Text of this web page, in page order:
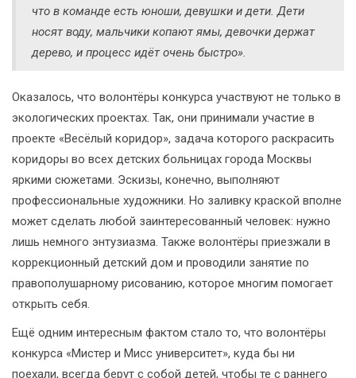
что в команде есть юноши, девушки и дети. Дети
носят воду, мальчики копают ямы, девочки держат
дерево, и процесс идёт очень быстро».
Оказалось, что волонтёры конкурса участвуют не только в
экологических проектах. Так, они принимали участие в
проекте «Весёлый коридор», задача которого раскрасить
коридоры во всех детских больницах города Москвы
яркими сюжетами. Эскизы, конечно, выполняют
профессиональные художники. Но заливку краской вполне
может сделать любой заинтересованный человек: нужно
лишь немного энтузиазма. Также волонтёры приезжали в
коррекционный детский дом и проводили занятие по
правополушарному рисованию, которое многим помогает
открыть себя.
Ещё одним интересным фактом стало то, что волонтёры
конкурса «Мистер и Мисс университет», куда бы ни
поехали, всегда берут с собой детей, чтобы те с раннего